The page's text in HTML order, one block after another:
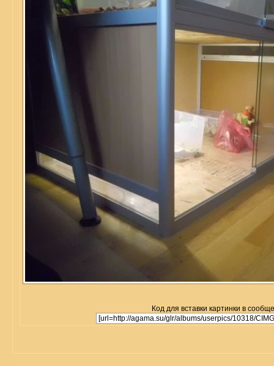
Код для вставки картинки в